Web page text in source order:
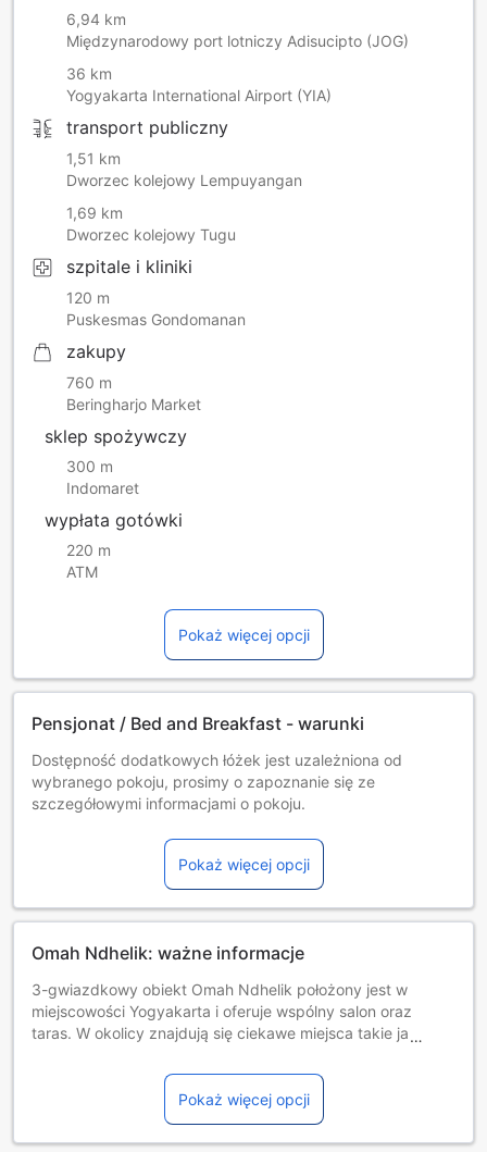
6,94 km
Międzynarodowy port lotniczy Adisucipto (JOG)
36 km
Yogyakarta International Airport (YIA)
transport publiczny
1,51 km
Dworzec kolejowy Lempuyangan
1,69 km
Dworzec kolejowy Tugu
szpitale i kliniki
120 m
Puskesmas Gondomanan
zakupy
760 m
Beringharjo Market
sklep spożywczy
300 m
Indomaret
wypłata gotówki
220 m
ATM
Pokaż więcej opcji
Pensjonat / Bed and Breakfast - warunki
Dostępność dodatkowych łóżek jest uzależniona od
wybranego pokoju, prosimy o zapoznanie się ze
szczegółowymi informacjami o pokoju.
różne regulaminy i dodatkowe opłaty.
Minimalny wiek gości: 1 rok/lat(a).
Pokaż więcej opcji
Omah Ndhelik: ważne informacje
3-gwiazdkowy obiekt Omah Ndhelik położony jest w
miejscowości Yogyakarta i oferuje wspólny salon oraz
taras. W okolicy znajdują się ciekawe miejsca takie jak:
handlowe Malioboro Mall ( 1,7 km), Dworzec kolejowy
Yogyakarta ( 4 km). Dla Gości zapewniono takie
udogodnienia, jak wspólna kuchnia i obsługa pokoju.
Personel służy także pomocą w przechowaniu bagażu.
Pokaż więcej opcji